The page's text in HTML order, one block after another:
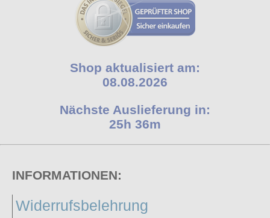
Shop aktualisiert am:
08.08.2026
Nächste Auslieferung in:
25h 36m
INFORMATIONEN:
Widerrufsbelehrung